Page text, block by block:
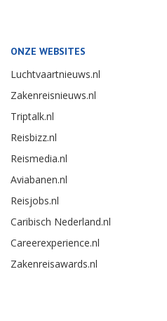
ONZE WEBSITES
Luchtvaartnieuws.nl
Zakenreisnieuws.nl
Triptalk.nl
Reisbizz.nl
Reismedia.nl
Aviabanen.nl
Reisjobs.nl
Caribisch Nederland.nl
Careerexperience.nl
Zakenreisawards.nl